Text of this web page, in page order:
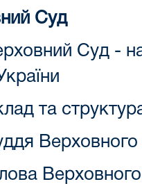
Суд
Суд -
та